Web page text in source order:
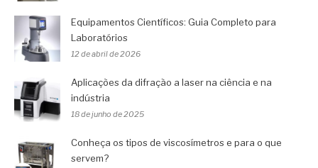
Equipamentos Científicos: Guia Completo para
Laboratórios
12 de abril de 2026
Aplicações da difração a laser na ciência e na
indústria
18 de junho de 2025
Conheça os tipos de viscosímetros e para o que
servem?